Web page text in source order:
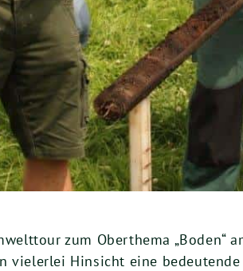
zum Oberthema „Boden“
vielerlei Hinsicht eine